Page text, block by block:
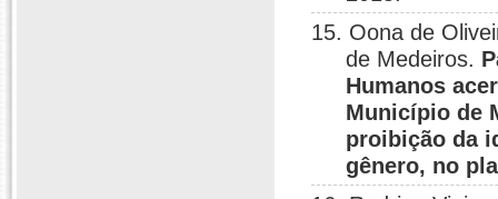
15. Oona de
de Medeiros.
Humanos
Município de
proibição da
gênero, no